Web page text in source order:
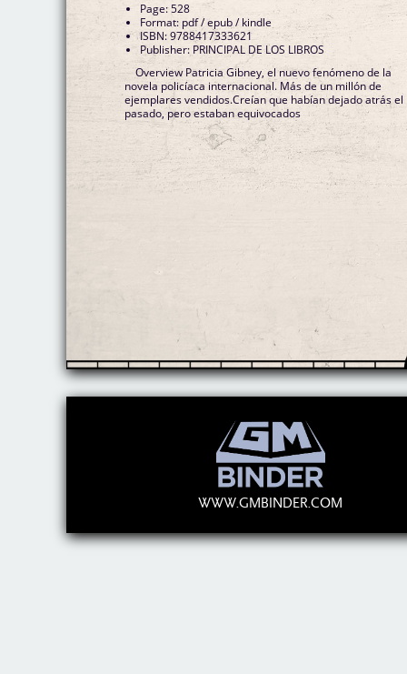
Page: 528
Format: pdf / epub / kindle
ISBN: 9788417333621
Publisher: PRINCIPAL DE LOS LIBROS
Overview Patricia Gibney, el nuevo fenómeno de la
novela policíaca internacional. Más de un millón de
ejemplares vendidos.Creían que habían dejado atrás el
pasado, pero estaban equivocados
WWW.GMBINDER.COM